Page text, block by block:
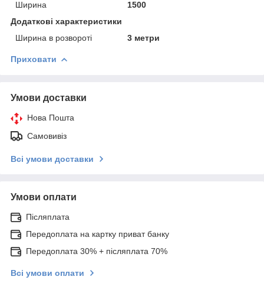
Ширина
1500
Додаткові характеристики
Ширина в розвороті
3 метри
Приховати
Умови доставки
Нова Пошта
Самовивіз
Всі умови доставки
Умови оплати
Післяплата
Передоплата на картку приват банку
Передоплата 30% + післяплата 70%
Всі умови оплати